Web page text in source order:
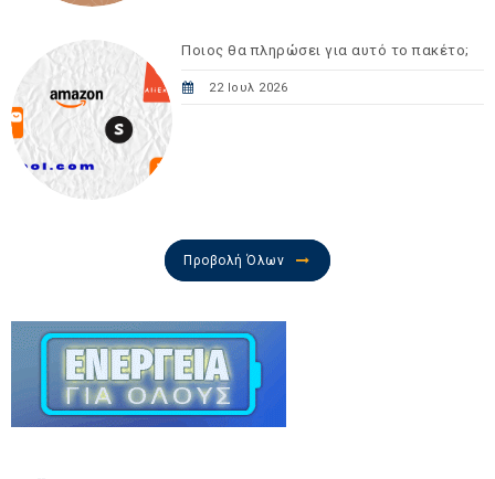
Ποιος θα πληρώσει για αυτό το πακέτο;
22 Ιουλ 2026
Προβολή Όλων